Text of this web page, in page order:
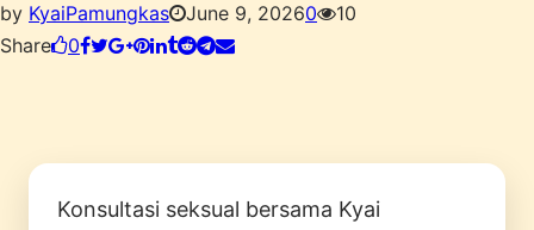
by KyaiPamungkas June 9, 20260
10
Share
0
Konsultasi seksual bersama Kyai